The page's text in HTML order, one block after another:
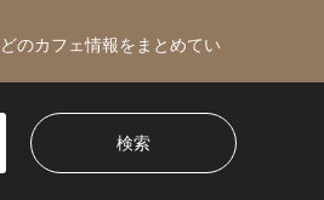
のカフェ情報をまとめてい